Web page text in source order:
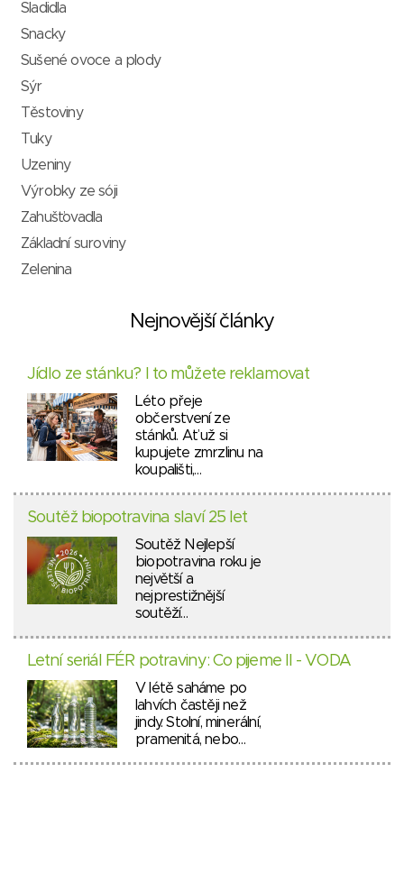
Sladidla
Snacky
Sušené ovoce a plody
Sýr
Těstoviny
Tuky
Uzeniny
Výrobky ze sóji
Zahušťovadla
Základní suroviny
Zelenina
Nejnovější články
Jídlo ze stánku? I to můžete reklamovat
Léto přeje
občerstvení ze
stánků. Ať už si
kupujete zmrzlinu na
koupališti,…
Soutěž biopotravina slaví 25 let
Soutěž Nejlepší
biopotravina roku je
největší a
nejprestižnější
soutěží…
Letní seriál FÉR potraviny: Co pijeme II - VODA
V létě saháme po
lahvích častěji než
jindy. Stolní, minerální,
pramenitá, nebo…